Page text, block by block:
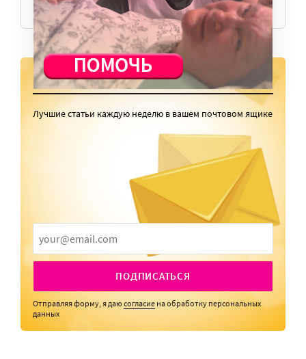
ВСЕ СТАТЬИ
РАССЫЛКА
Лучшие статьи каждую неделю в вашем почтовом ящике
ПОДПИСАТЬСЯ
Отправляя форму, я даюсогласие на обработку персональных
данных